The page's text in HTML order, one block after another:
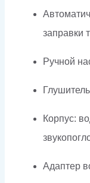
заправки
Ручной
Корпус:
Адаптер